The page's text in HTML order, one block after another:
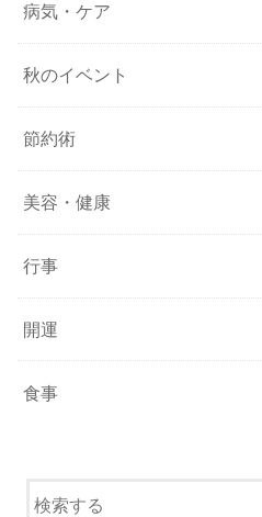
病気・ケア
秋のイベント
節約術
美容・健康
行事
開運
食事